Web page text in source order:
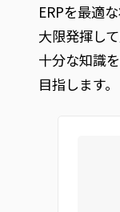
ERPを最適
大限発揮し
十分な知識
目指します。